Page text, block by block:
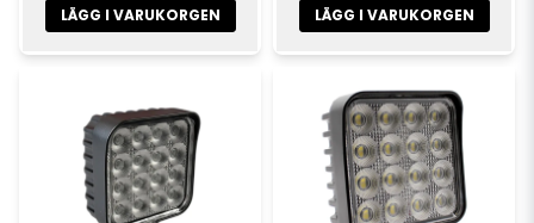
LÄGG I VARUKORGEN LÄGG I VARUKORGEN